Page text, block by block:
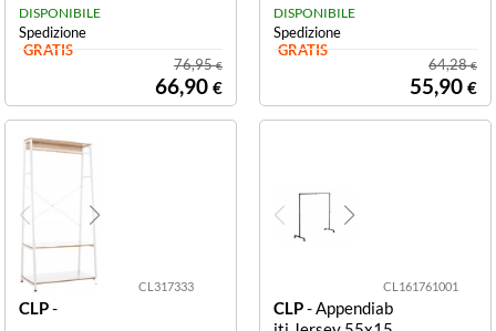
DISPONIBILE
Spedizione
GRATIS
76,95€
66,90 €
DISPONIBILE
Spedizione
GRATIS
64,28€
55,90 €
CL317333
CLP-
CL161761001
CLP- Appendiab